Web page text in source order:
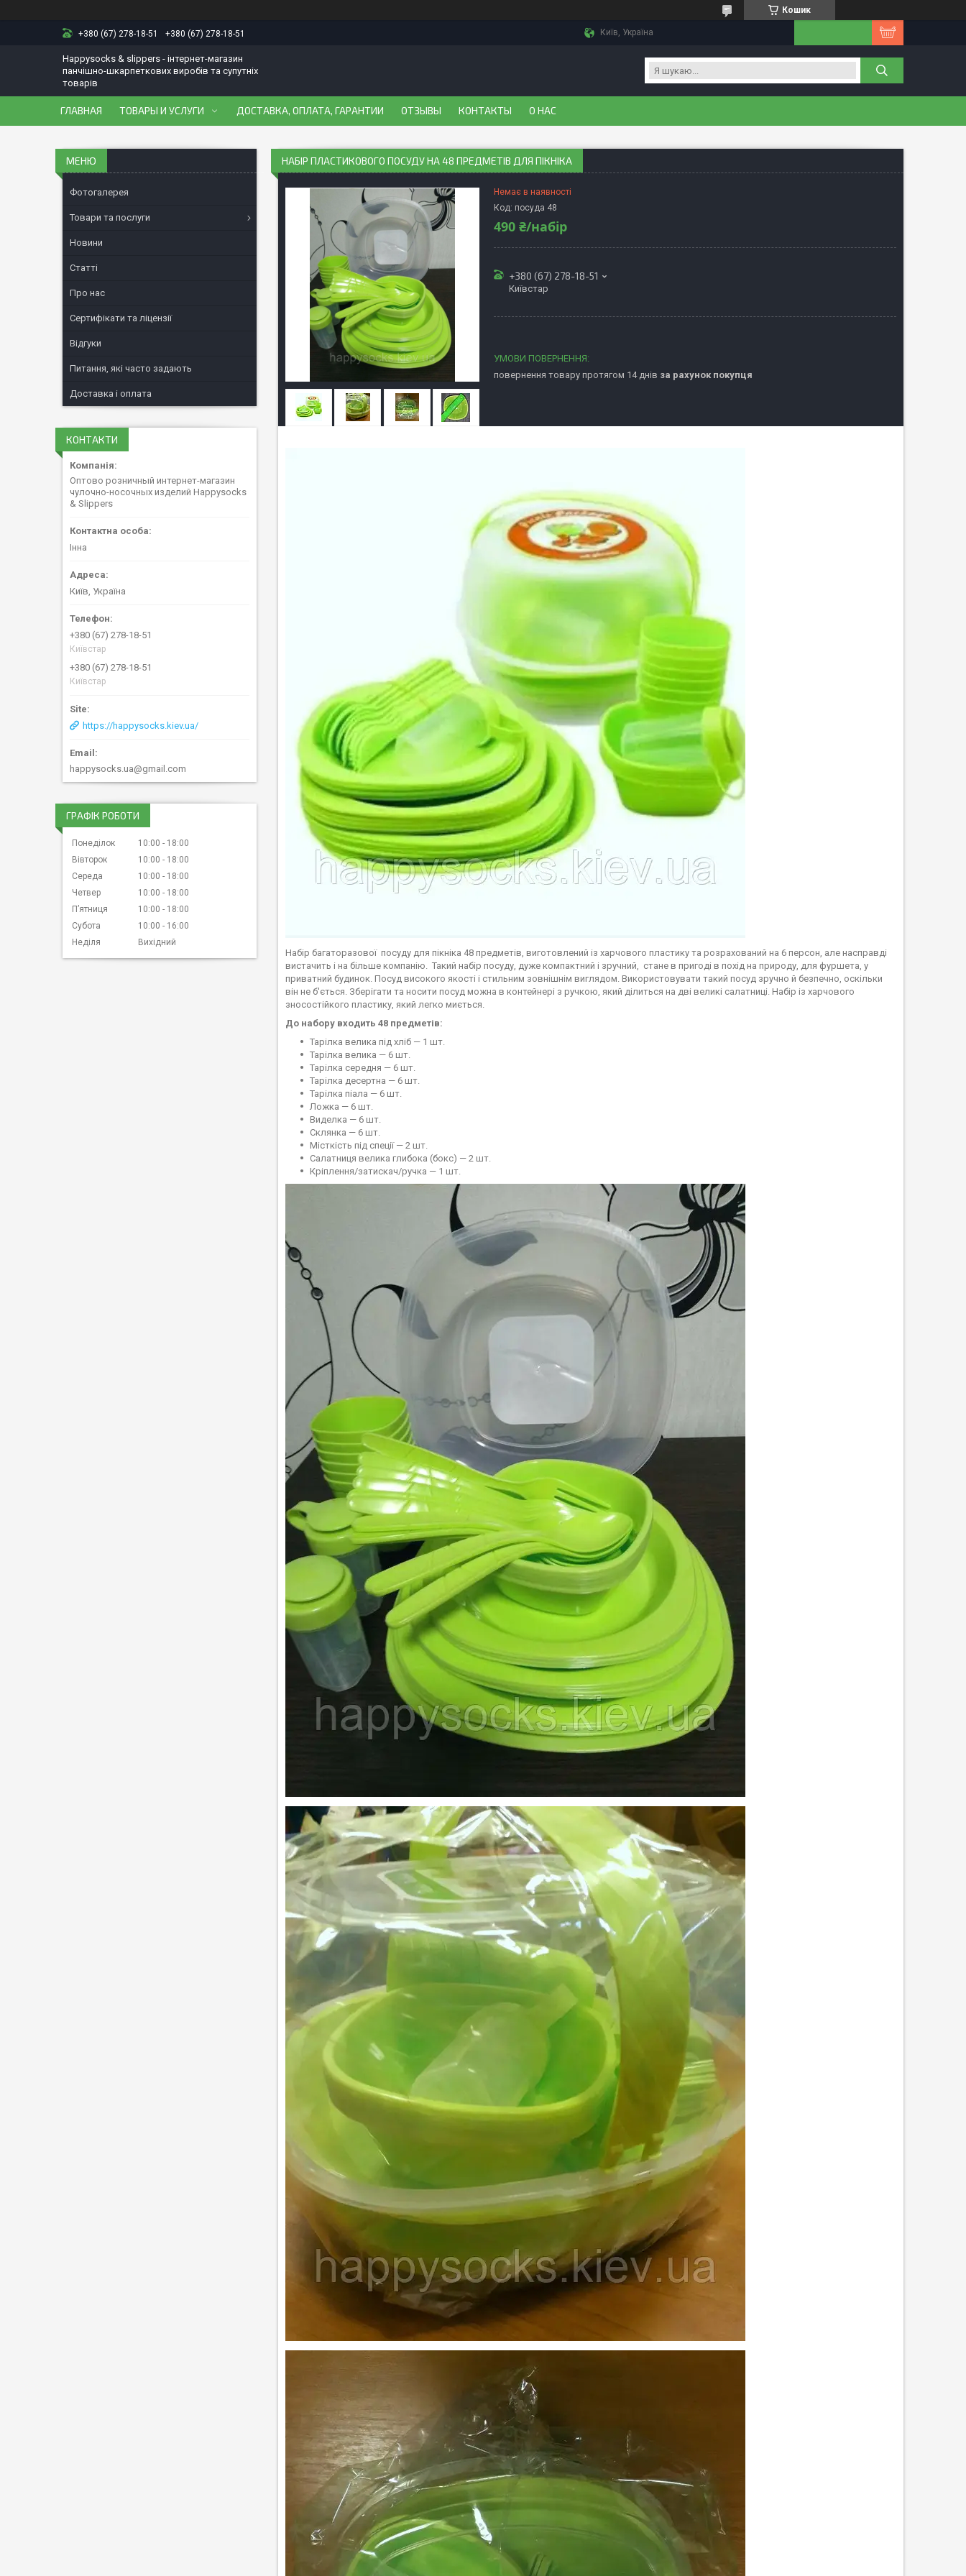
Кошик
+380 (67) 278-18-51 +380 (67) 278-18-51 Київ, Україна
Happysocks & slippers - інтернет-магазин
панчішно-шкарпеткових виробів та супутніх
товарів
ГЛАВНАЯ ТОВАРЫ И УСЛУГИ ДОСТАВКА, ОПЛАТА, ГАРАНТИИ ОТЗЫВЫ КОНТАКТЫ О НАС
НАБІР ПЛАСТИКОВОГО ПОСУДУ НА 48 ПРЕДМЕТІВ ДЛЯ ПІКНІКА
Немає в наявності
Код: посуда 48
490 ₴/набір
+380 (67) 278-18-51
Київстар
повернення товару протягом 14 днів за рахунок покупця
Набір багаторазової посуду для пікніка 48 предметів, виготовлений із харчового пластику та розрахований на 6 персон, але насправді
вистачить і на більше компанію. Такий набір посуду, дуже компактний і зручний, стане в пригоді в похід на природу, для фуршета, у
приватний будинок. Посуд високого якості і стильним зовнішнім виглядом. Використовувати такий посуд зручно й безпечно, оскільки
він не б'ється. Зберігати та носити посуд можна в контейнері з ручкою, який ділиться на дві великі салатниці. Набір із харчового
зносостійкого пластику, який легко миється.
До набору входить 48 предметів:
Тарілка велика під хліб — 1 шт.
Тарілка велика — 6 шт.
Тарілка середня — 6 шт.
Тарілка десертна — 6 шт.
Тарілка піала — 6 шт.
Ложка — 6 шт.
Виделка — 6 шт.
Склянка — 6 шт.
Місткість під спеції — 2 шт.
Салатниця велика глибока (бокс) — 2 шт.
Кріплення/затискач/ручка — 1 шт.
Фотогалерея
Товари та послуги
Новини
Статті
Про нас
Сертифікати та ліцензії
Відгуки
Питання, які часто задають
Доставка і оплата
КОНТАКТИ
Оптово розничный интернет-магазин
чулочно-носочных изделий Happysocks
& Slippers
Інна
Київ, Україна
+380 (67) 278-18-51
Київстар
+380 (67) 278-18-51
Київстар
https://happysocks.kiev.ua/
happysocks.ua@gmail.com
ГРАФІК РОБОТИ
Понеділок 10:00
18:00
Вівторок
10:00
18:00
Середа
10:00
18:00
Четвер
10:00
18:00
Пʼятниця
10:00
18:00
Субота
10:00
16:00
Неділя
Вихідний